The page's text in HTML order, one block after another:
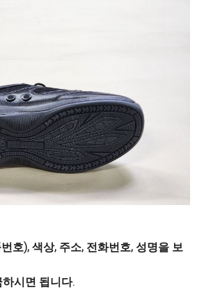
호), 색상, 주소, 전화번호, 성명을 보
시면 됩니다.